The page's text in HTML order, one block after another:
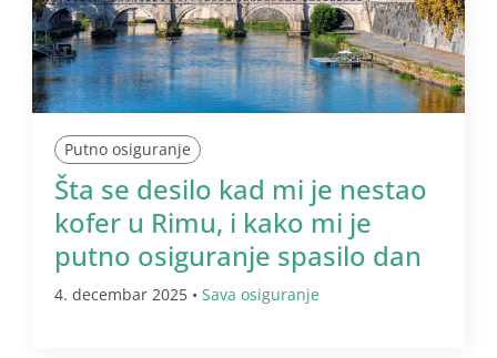
Putno osiguranje
Šta se desilo kad mi je nestao
kofer u Rimu, i kako mi je
putno osiguranje spasilo dan
4. decembar 2025 • Sava osiguranje